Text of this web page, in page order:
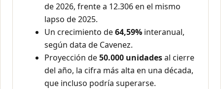
de 2026, frente a 12.306 en el mismo
lapso de 2025.
Un crecimiento de64,59% interanual,
según data de Cavenez.
Proyección de50.000 unidadesal cierre
del año, la cifra más alta en una década,
que incluso podría superarse.